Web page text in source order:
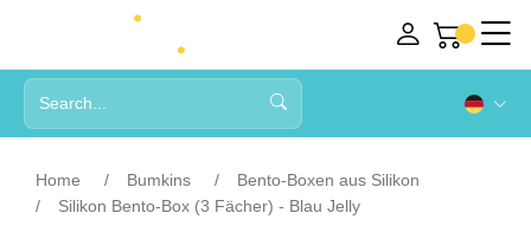
Home Bumkins
Bento-Boxen aus Silikon
Silikon Bento-Box (3 Fächer) - Blau Jelly